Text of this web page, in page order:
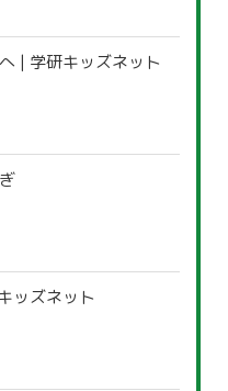
| 学研キッズネット
ッズネット